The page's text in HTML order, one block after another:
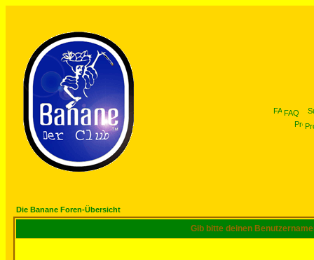
FAQ
Die Banane Foren-Übersicht
Gib bitte deinen